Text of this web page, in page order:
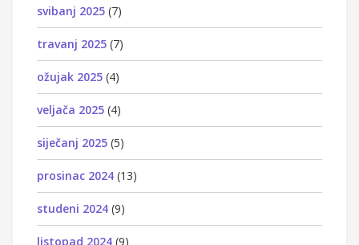
svibanj 2025 (7)
travanj 2025 (7)
ožujak 2025 (4)
veljača 2025 (4)
siječanj 2025 (5)
prosinac 2024 (13)
studeni 2024 (9)
listopad 2024 (9)